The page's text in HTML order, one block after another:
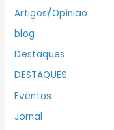
Artigos/Opinião
blog
Destaques
DESTAQUES
Eventos
Jornal